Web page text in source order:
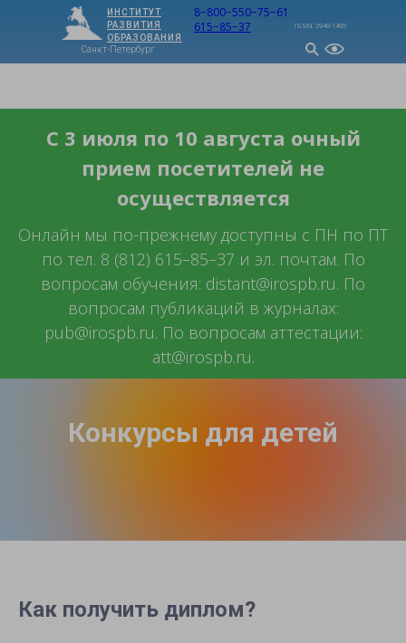
8−800−550−75−61
ИНСТИТУТ
РАЗВИТИЯ
ОБРАЗОВАНИЯ
Санкт-Петербург
615−85−37 ISSN: 2949-1495
С 3 июля по 10 августа очный
прием посетителей не
осуществляется
Онлайн мы по-прежнему доступны с ПН по ПТ
по тел. 8 (812) 615–85–37 и эл. почтам. По
вопросам обучения: distant@irospb.ru. По
вопросам публикаций в журналах:
pub@irospb.ru. По вопросам аттестации:
att@irospb.ru.
Конкурсы для детей
Как получить диплом?